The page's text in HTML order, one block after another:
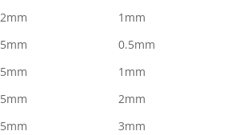
1mm
0.5mm
1mm
2mm
3mm